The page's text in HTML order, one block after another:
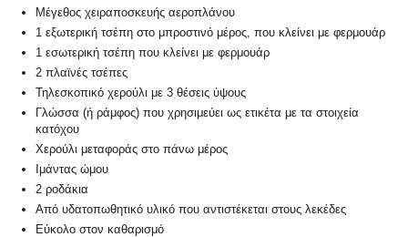
Μέγεθος χειραποσκευής αεροπλάνου
1 εξωτερική τσέπη στο μπροστινό μέρος, που κλείνει με φερμουάρ
1 εσωτερική τσέπη που κλείνει με φερμουάρ
2 πλαϊνές τσέπες
Τηλεσκοπικό χερούλι με 3 θέσεις ύψους
Γλώσσα (ή ράμφος) που χρησιμεύει ως ετικέτα με τα στοιχεία
κατόχου
Χερούλι μεταφοράς στο πάνω μέρος
Ιμάντας ώμου
2 ροδάκια
Από υδατοπωθητικό υλικό που αντιστέκεται στους λεκέδες
Εύκολο στον καθαρισμό